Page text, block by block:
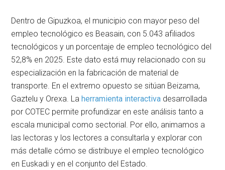
Dentro de Gipuzkoa, el municipio con mayor peso del
empleo tecnológico es Beasain, con 5.043 afiliados
tecnológicos y un porcentaje de empleo tecnológico del
52,8% en 2025. Este dato está muy relacionado con su
especialización en la fabricación de material de
transporte. En el extremo opuesto se sitúan Beizama,
Gaztelu y Orexa. Laherramienta interactiva desarrollada
por COTEC permite profundizar en este análisis tanto a
escala municipal como sectorial. Por ello, animamos a
las lectoras y los lectores a consultarla y explorar con
más detalle cómo se distribuye el empleo tecnológico
en Euskadi y en el conjunto del Estado.